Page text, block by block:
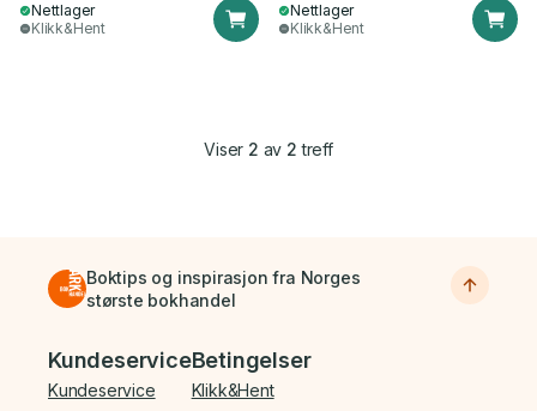
Nettlager
Klikk&Hent
Nettlager
Klikk&Hent
Viser 2 av 2 treff
Boktips og inspirasjon fra Norges
største bokhandel
Bunnmeny
Kundeservice
Kundeservice
Betingelser
Klikk&Hent